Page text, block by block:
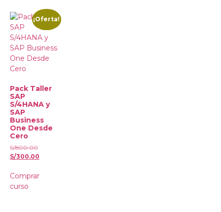
¡Oferta!
Pack Taller
SAP
S/4HANA y
SAP
Business
One Desde
Cero
S/800.00
S/300.00
Comprar
curso